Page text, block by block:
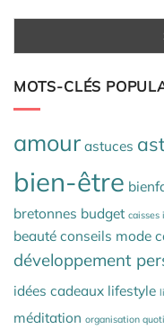
MOTS-CLÉS
amour astuces
bien-être
bretonnes budget caisses
beauté conseils mode
développement
idées cadeaux lifestyle
méditation organisation